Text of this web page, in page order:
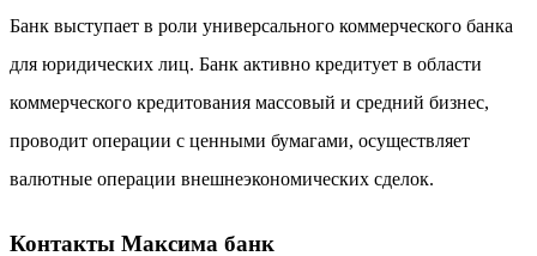
Банк выступает в роли универсального коммерческого банка
для юридических лиц. Банк активно кредитует в области
коммерческого кредитования массовый и средний бизнес,
проводит операции с ценными бумагами, осуществляет
валютные операции внешнеэкономических сделок.
Контакты Максима банк